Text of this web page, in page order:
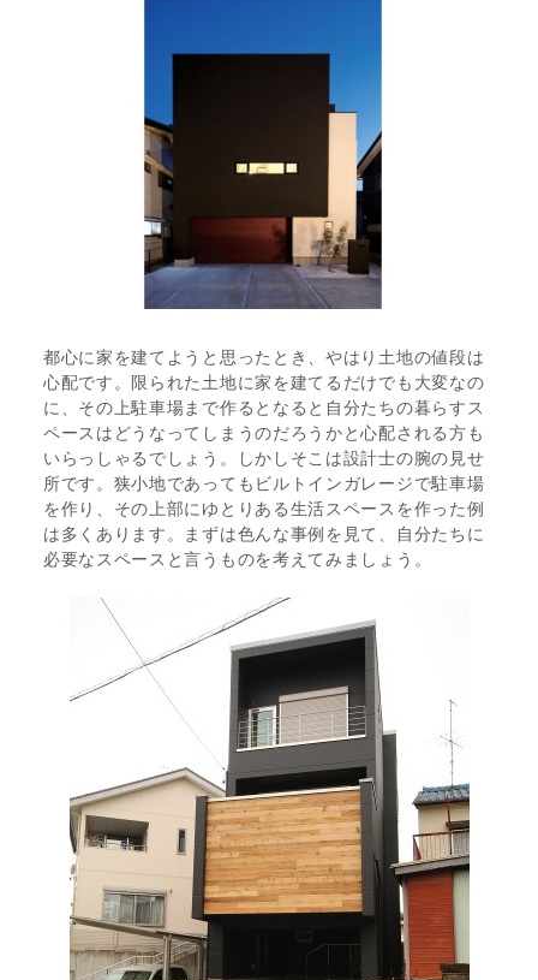
都心に家を建てようと思ったとき、やはり土地の値段は
心配です。限られた土地に家を建てるだけでも大変なの
に、その上駐車場まで作るとなると自分たちの暮らすス
ペースはどうなってしまうのだろうかと心配される方も
いらっしゃるでしょう。しかしそこは設計士の腕の見せ
所です。狭小地であってもビルトインガレージで駐車場
を作り、その上部にゆとりある生活スペースを作った例
は多くあります。まずは色んな事例を見て、自分たちに
必要なスペースと言うものを考えてみましょう。